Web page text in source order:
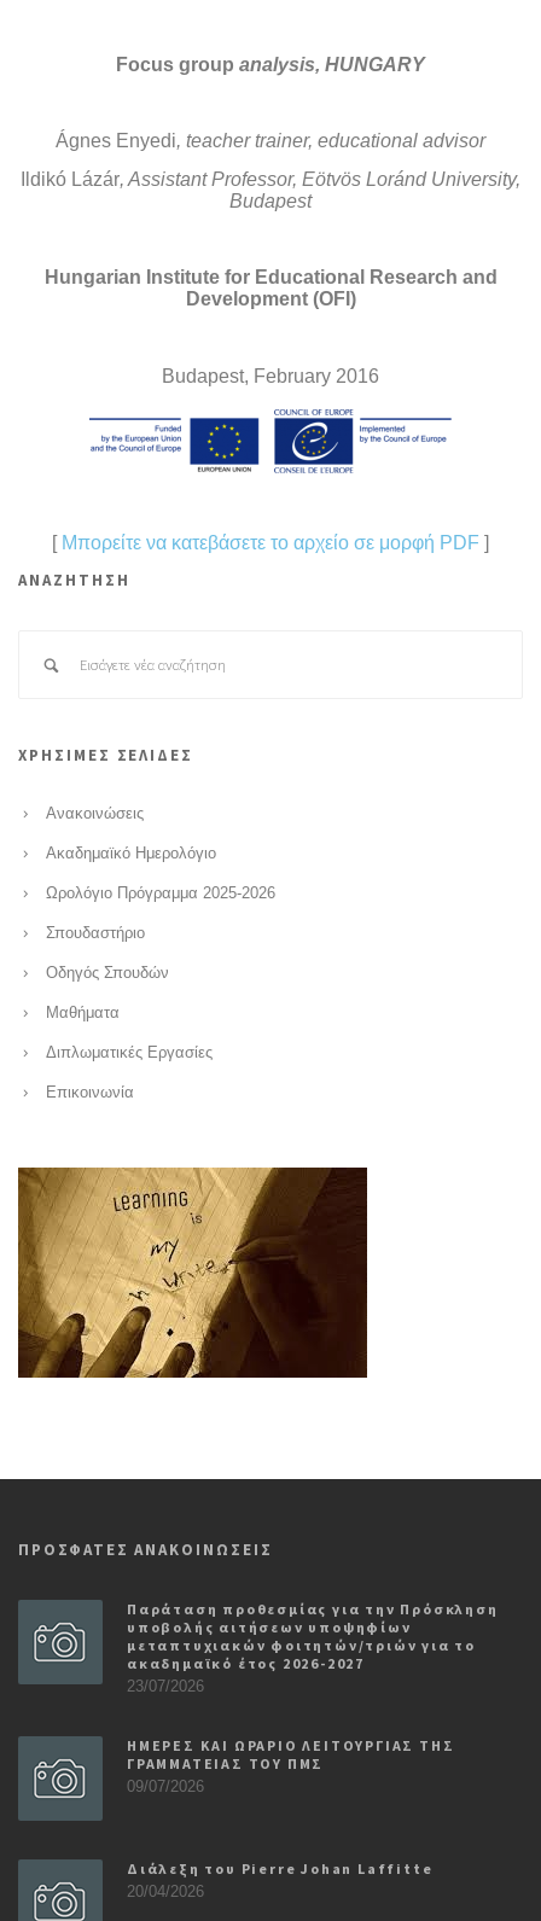
Focus group analysis, HUNGARY
Ágnes Enyedi, teacher trainer, educational advisor
Ildikó Lázár, Assistant Professor, Eötvös Loránd University,
Budapest
Hungarian Institute for Educational Research and
Development (OFI)
Budapest, February 2016
[ Μπορείτε να κατεβάσετε το αρχείο σε μορφή PDF ]
ΑΝΑΖΗΤΗΣΗ
ΧΡΗΣΙΜΕΣ ΣΕΛΙΔΕΣ
Ανακοινώσεις
Ακαδημαϊκό Ημερολόγιο
Ωρολόγιο Πρόγραμμα 2025-2026
Σπουδαστήριο
Οδηγός Σπουδών
Μαθήματα
Διπλωματικές Εργασίες
Επικοινωνία
ΠΡΟΣΦΑΤΕΣ ΑΝΑΚΟΙΝΩΣΕΙΣ
Παράταση προθεσμίας για την Πρόσκληση
υποβολής αιτήσεων υποψηφίων
μεταπτυχιακών φοιτητών/τριών για το
ακαδημαϊκό έτος 2026-2027
23/07/2026
ΗΜΕΡΕΣ ΚΑΙ ΩΡΑΡΙΟ ΛΕΙΤΟΥΡΓΙΑΣ ΤΗΣ
ΓΡΑΜΜΑΤΕΙΑΣ ΤΟΥ ΠΜΣ
09/07/2026
Διάλεξη του Pierre Johan Laffitte
20/04/2026